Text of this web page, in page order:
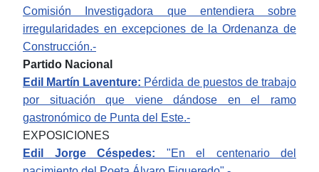
Comisión Investigadora que entendiera sobre
irregularidades en excepciones de la Ordenanza de
Construcción.-
Partido Nacional
Edil Martín Laventure: Pérdida de puestos de trabajo
por situación que viene dándose en el ramo
gastronómico de Punta del Este.-
EXPOSICIONES
Edil Jorge Céspedes: "En el centenario del